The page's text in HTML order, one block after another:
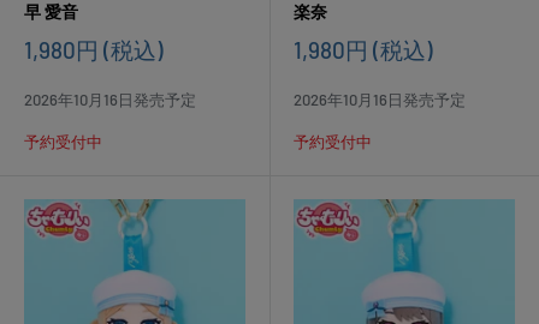
早 愛音
販
価
1,980円 (税込)
2026年10月16日発売予定
予約受付中
楽奈
販
価
1,980円 (税込)
2026年10月16日発売予定
予約受付中